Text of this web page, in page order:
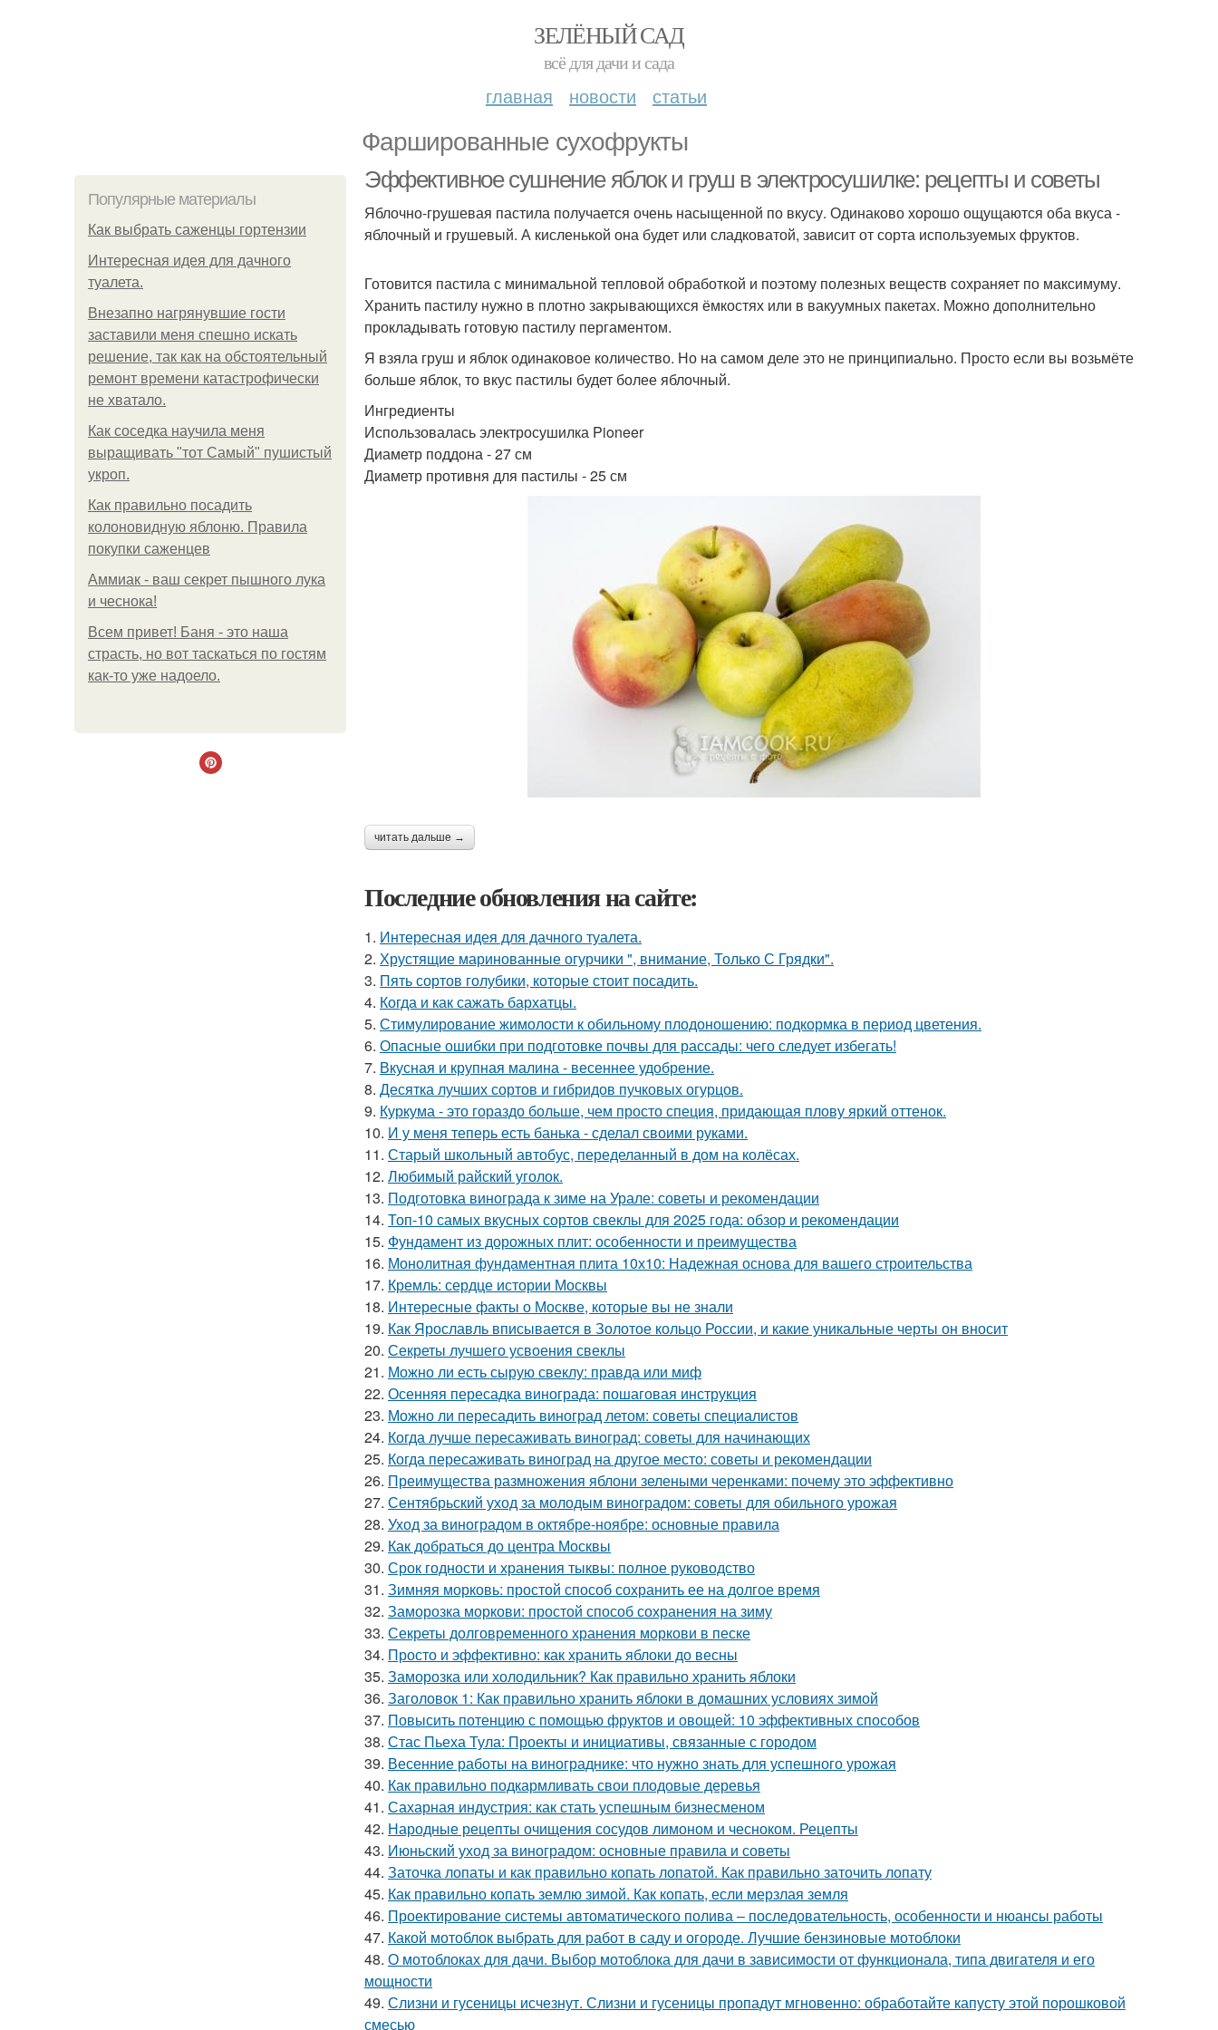
ЗЕЛЁНЫЙ САД
всё для дачи и сада
главная новости статьи
Фаршированные сухофрукты
Популярные материалы
Как выбрать саженцы гортензии
Интересная идея для дачного
туалета.
Внезапно нагрянувшие гости
заставили меня спешно искать
решение, так как на обстоятельный
ремонт времени катастрофически
не хватало.
Как соседка научила меня
выращивать "тот Самый" пушистый
укроп.
Как правильно посадить
колоновидную яблоню. Правила
покупки саженцев
Аммиак - ваш секрет пышного лука
и чеснока!
Всем привет! Баня - это наша
страсть, но вот таскаться по гостям
как-то уже надоело.
Эффективное сушнение яблок и груш в электросушилке: рецепты и советы
Яблочно-грушевая пастила получается очень насыщенной по вкусу. Одинаково хорошо ощущаются оба вкуса -
яблочный и грушевый. А кисленькой она будет или сладковатой, зависит от сорта используемых фруктов.
Готовится пастила с минимальной тепловой обработкой и поэтому полезных веществ сохраняет по максимуму.
Хранить пастилу нужно в плотно закрывающихся ёмкостях или в вакуумных пакетах. Можно дополнительно
прокладывать готовую пастилу пергаментом.
Я взяла груш и яблок одинаковое количество. Но на самом деле это не принципиально. Просто если вы возьмёте
больше яблок, то вкус пастилы будет более яблочный.
Ингредиенты
Использовалась электросушилка Pioneer
Диаметр поддона - 27 см
Диаметр противня для пастилы - 25 см
читать дальше →
Последние обновления на сайте:
1. Интересная идея для дачного туалета.
2. Хрустящие маринованные огурчики ", внимание, Только С Грядки".
3. Пять сортов голубики, которые стоит посадить.
4. Когда и как сажать бархатцы.
5. Стимулирование жимолости к обильному плодоношению: подкормка в период цветения.
6. Опасные ошибки при подготовке почвы для рассады: чего следует избегать!
7. Вкусная и крупная малина - весеннее удобрение.
8. Десятка лучших сортов и гибридов пучковых огурцов.
9. Куркума - это гораздо больше, чем просто специя, придающая плову яркий оттенок.
10. И у меня теперь есть банька - сделал своими руками.
11. Старый школьный автобус, переделанный в дом на колёсах.
12. Любимый райский уголок.
13. Подготовка винограда к зиме на Урале: советы и рекомендации
14. Топ-10 самых вкусных сортов свеклы для 2025 года: обзор и рекомендации
15. Фундамент из дорожных плит: особенности и преимущества
16. Монолитная фундаментная плита 10х10: Надежная основа для вашего строительства
17. Кремль: сердце истории Москвы
18. Интересные факты о Москве, которые вы не знали
19. Как Ярославль вписывается в Золотое кольцо России, и какие уникальные черты он вносит
20. Секреты лучшего усвоения свеклы
21. Можно ли есть сырую свеклу: правда или миф
22. Осенняя пересадка винограда: пошаговая инструкция
23. Можно ли пересадить виноград летом: советы специалистов
24. Когда лучше пересаживать виноград: советы для начинающих
25. Когда пересаживать виноград на другое место: советы и рекомендации
26. Преимущества размножения яблони зелеными черенками: почему это эффективно
27. Сентябрьский уход за молодым виноградом: советы для обильного урожая
28. Уход за виноградом в октябре-ноябре: основные правила
29. Как добраться до центра Москвы
30. Срок годности и хранения тыквы: полное руководство
31. Зимняя морковь: простой способ сохранить ее на долгое время
32. Заморозка моркови: простой способ сохранения на зиму
33. Секреты долговременного хранения моркови в песке
34. Просто и эффективно: как хранить яблоки до весны
35. Заморозка или холодильник? Как правильно хранить яблоки
36. Заголовок 1: Как правильно хранить яблоки в домашних условиях зимой
37. Повысить потенцию с помощью фруктов и овощей: 10 эффективных способов
38. Стас Пьеха Тула: Проекты и инициативы, связанные с городом
39. Весенние работы на винограднике: что нужно знать для успешного урожая
40. Как правильно подкармливать свои плодовые деревья
41. Сахарная индустрия: как стать успешным бизнесменом
42. Народные рецепты очищения сосудов лимоном и чесноком. Рецепты
43. Июньский уход за виноградом: основные правила и советы
44. Заточка лопаты и как правильно копать лопатой. Как правильно заточить лопату
45. Как правильно копать землю зимой. Как копать, если мерзлая земля
46. Проектирование системы автоматического полива – последовательность, особенности и нюансы работы
47. Какой мотоблок выбрать для работ в саду и огороде. Лучшие бензиновые мотоблоки
48. О мотоблоках для дачи. Выбор мотоблока для дачи в зависимости от функционала, типа двигателя и его
мощности
49. Слизни и гусеницы исчезнут. Слизни и гусеницы пропадут мгновенно: обработайте капусту этой порошковой
смесью